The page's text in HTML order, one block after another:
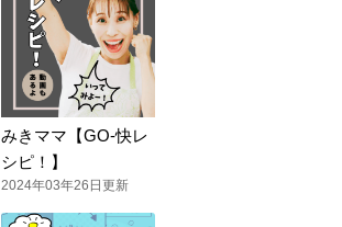
みきママ【GO-快レ
シピ！】
2024年03年26日更新